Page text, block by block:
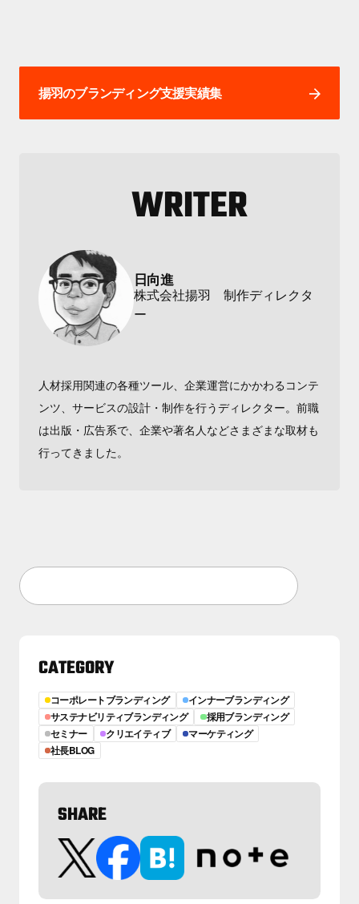
揚羽のブランディング支援実績集
WRITER
日向進
株式会社揚羽 制作ディレクタ
ー
人材採用関連の各種ツール、企業運営にかかわるコンテ
ンツ、サービスの設計・制作を行うディレクター。前職
は出版・広告系で、企業や著名人などさまざまな取材も
行ってきました。
CATEGORY
コーポレートブランディング
インナーブランディング
サステナビリティブランディング
採用ブランディング
セミナー
クリエイティブ
マーケティング
社長BLOG
SHARE